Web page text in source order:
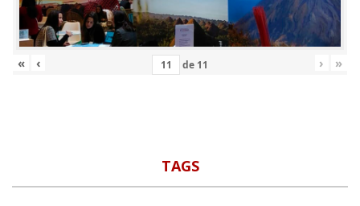
« ‹ de 11 › »
TAGS